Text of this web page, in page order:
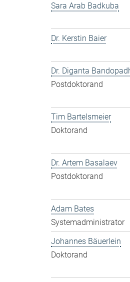
Sara Arab Badkuba
Dr. Kerstin Baier
Dr. Diganta
Postdoktorand
Tim Bartelsmeier
Doktorand
Dr. Artem Basalaev
Postdoktorand
Adam Bates
Systemadministrator
Johannes Bäuerlein
Doktorand